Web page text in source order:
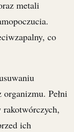
metali
co
Pełni
ich